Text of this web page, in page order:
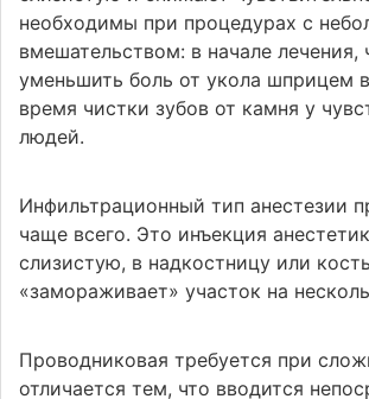
необходимы при процедурах с
вмешательством: в начале лечения,
уменьшить боль от укола шприцем
время чистки зубов от камня у
людей.
Инфильтрационный тип анестезии
чаще всего. Это инъекция
слизистую, в надкостницу или
«замораживает» участок на
Проводниковая требуется при
отличается тем, что вводится